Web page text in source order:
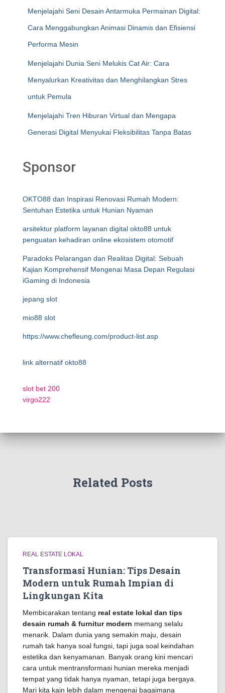
Menjelajahi Seni Desain Antarmuka Permainan Digital:
Cara Menggabungkan Animasi Dinamis dan Efisiensi
Performa Mesin
Menjelajahi Dunia Seni Melukis Cat Air: Cara
Menyalurkan Kreativitas dan Menghilangkan Stres
untuk Pemula
Menjelajahi Tren Hiburan Virtual dan Mengapa
Generasi Digital Menyukai Fleksibilitas Tanpa Batas
Sponsor
OKTO88 dan Inspirasi Renovasi Rumah Modern:
Sentuhan Estetika untuk Hunian Nyaman
arsitektur platform layanan digital okto88 untuk
penguatan kehadiran online ekosistem otomotif
Paradoks Pelarangan dan Realitas Digital: Sebuah
Kajian Komprehensif Mengenai Masa Depan Regulasi
iGaming di Indonesia
jepang slot
mio88 slot
https://www.chefleung.com/product-list.asp
link alternatif okto88
slot bet 200
virgo222
Related Posts
REAL ESTATE LOKAL
Transformasi Hunian: Tips Desain
Modern untuk Rumah Impian di
Lingkungan Kita
Membicarakan tentang real estate lokal dan tips
desain rumah & furnitur modern memang selalu
menarik. Dalam dunia yang semakin maju, desain
rumah tak hanya soal fungsi, tapi juga soal keindahan
estetika dan kenyamanan. Banyak orang kini mencari
cara untuk mentransformasi hunian mereka menjadi
tempat yang tidak hanya nyaman, tetapi juga bergaya.
Mari kita kain lebih dalam mengenai bagaimana